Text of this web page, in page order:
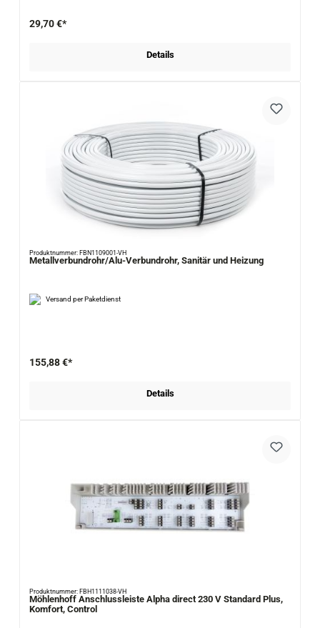
29,70 €*
Details
Produktnummer: FBN1109001-VH
Metallverbundrohr/Alu-Verbundrohr, Sanitär und Heizung
Versand per Paketdienst
155,88 €*
Details
Produktnummer: FBH1111038-VH
Möhlenhoff Anschlussleiste Alpha direct 230 V Standard Plus,
Komfort, Control